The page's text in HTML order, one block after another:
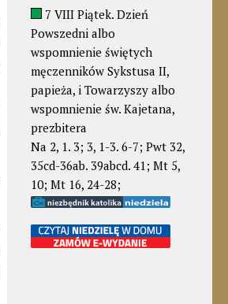
7 VIII Piątek. Dzień
Powszedni albo
wspomnienie świętych
męczenników Sykstusa II,
papieża, i Towarzyszy albo
wspomnienie św. Kajetana,
prezbitera
Na 2, 1. 3; 3, 1-3. 6-7; Pwt 32,
35cd-36ab. 39abcd. 41; Mt 5,
10; Mt 16, 24-28;